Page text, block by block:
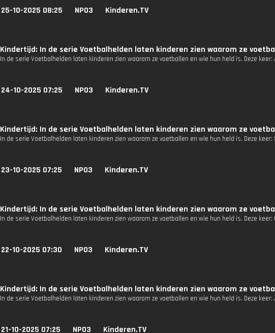
25-10-2025 08:25 NPO3 Kinderen.TV
Kindertijd: In de serie Voetbalhelden laten kinderen zien waarom ze
In de serie Voetbalhelden laten kinderen zien waarom ze voetballen en wie hun held is. Deze keer:
24-10-2025 07:25 NPO3 Kinderen.TV
Kindertijd: In de serie Voetbalhelden laten kinderen zien waarom ze
In de serie Voetbalhelden laten kinderen zien waarom ze voetballen en wie hun held is. Deze keer:
23-10-2025 07:25 NPO3 Kinderen.TV
Kindertijd: In de serie Voetbalhelden laten kinderen zien waarom ze
In de serie Voetbalhelden laten kinderen zien waarom ze voetballen en wie hun held is. Deze keer:
22-10-2025 07:30 NPO3 Kinderen.TV
Kindertijd: In de serie Voetbalhelden laten kinderen zien waarom ze
In de serie Voetbalhelden laten kinderen zien waarom ze voetballen en wie hun held is. Deze keer:
21-10-2025 07:25 NPO3 Kinderen.TV